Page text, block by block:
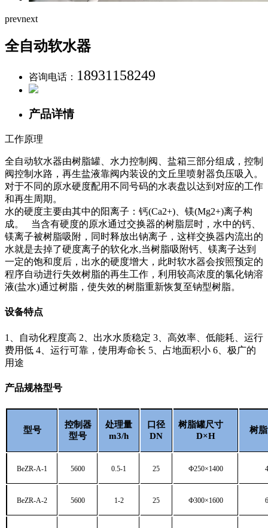
prevnext
全自动软水器
咨询电话： 18931158249
产品详情
工作原理
全自动软水器由树脂罐、水力控制阀、盐箱三部分组成，控制
阀控制水路，再生盐液靠阀内装设的文丘里喷射器负压吸入。
对于不同的原水硬度配用不同号码的水表盘以达到对应的工作
和再生周期。
水的硬度主要由其中的阳离子：钙(Ca2+)、镁(Mg2+)离子构
成。 当含有硬度的原水通过交换器的树脂层时，水中的钙、
镁离子被树脂吸附，同时释放出钠离子，这样交换器内流出的
水就是去掉了硬度离子的软化水,当树脂吸附钙、镁离子达到
一定的饱和度后，出水的硬度增大，此时软水器会按照预定的
程序自动进行失效树脂的再生工作，利用较高浓度的氯化钠溶
液(盐水)通过树脂，使失效的树脂重新恢复至钠型树脂。
设备特点
1、自动化程度高 2、出水水质稳定 3、高效率、低能耗、运行
费用低 4、运行可靠，使用寿命长 5、占地面积小 6、极广的
用途
产品规格型号
型号
控制器
型号
处理量
m3/h
口径
DN
树脂罐尺寸
D×H
树
BeZR-A-1 5600 0.5-1 25 Ф250×1400
BeZR-A-2 5600 1-2 25 Ф300×1600